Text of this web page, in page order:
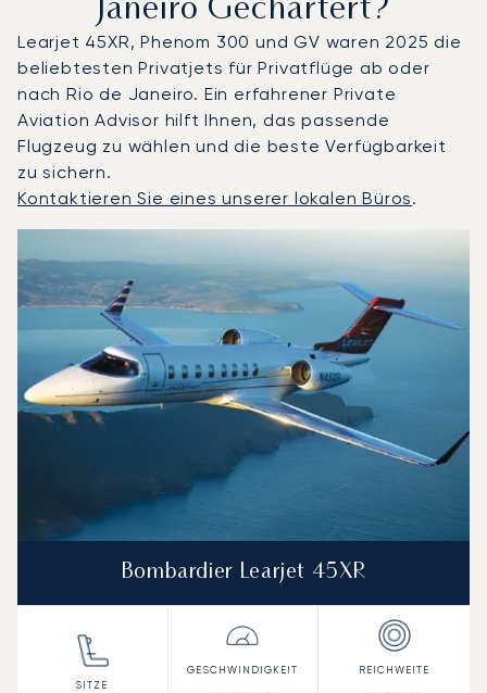
Janeiro Gechartert?
Learjet 45XR, Phenom 300 und GV waren 2025 die
beliebtesten Privatjets für Privatflüge ab oder
nach Rio de Janeiro. Ein erfahrener Private
Aviation Advisor hilft Ihnen, das passende
Flugzeug zu wählen und die beste Verfügbarkeit
zu sichern.
Kontaktieren Sie eines unserer lokalen Büros.
Geschwindigkeit (km/h)Geschwindigkeit (Knoten)
Reichweite (NM)
Bombardier Learjet 45XR